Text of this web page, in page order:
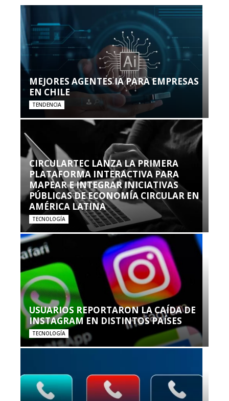
MEJORES AGENTES IA PARA EMPRESAS
EN CHILE
TENDENCIA
CIRCULARTEC LANZA LA PRIMERA
PLATAFORMA INTERACTIVA PARA
MAPEAR E INTEGRAR INICIATIVAS
PÚBLICAS DE ECONOMÍA CIRCULAR EN
AMÉRICA LATINA
TECNOLOGÍA
USUARIOS REPORTARON LA CAÍDA DE
INSTAGRAM EN DISTINTOS PAÍSES
TECNOLOGÍA